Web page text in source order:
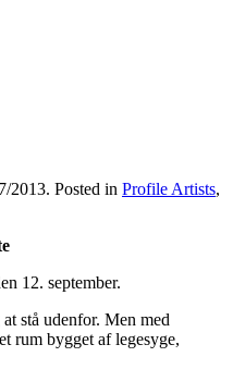
2013. Posted in Profile Artists,
12. september.
stå udenfor. Men med
rum bygget af legesyge,